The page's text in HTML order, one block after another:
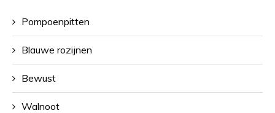
Pompoenpitten
Blauwe rozijnen
Bewust
Walnoot